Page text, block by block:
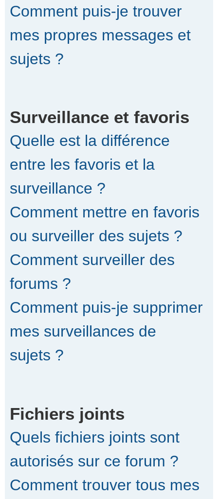
Comment puis-je trouver
mes propres messages et
sujets ?
Surveillance et favoris
Quelle est la différence
entre les favoris et la
surveillance ?
Comment mettre en favoris
ou surveiller des sujets ?
Comment surveiller des
forums ?
Comment puis-je supprimer
mes surveillances de
sujets ?
Fichiers joints
Quels fichiers joints sont
autorisés sur ce forum ?
Comment trouver tous mes